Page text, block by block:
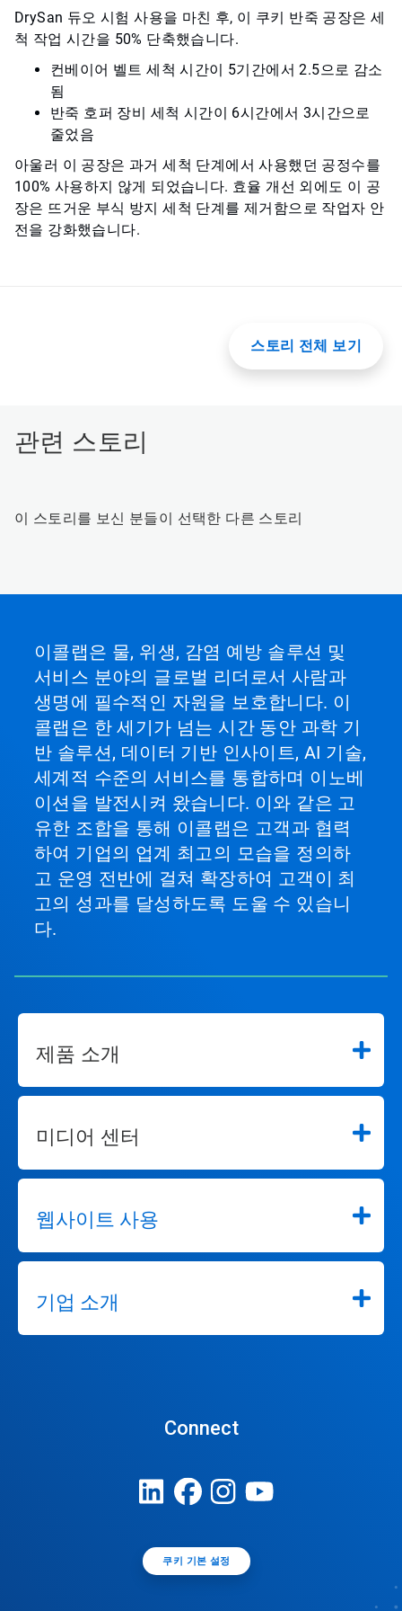
DrySan 듀오 시험 사용을 마친 후, 이 쿠키 반죽 공장은 세
척 작업 시간을 50% 단축했습니다.
컨베이어 벨트 세척 시간이 5기간에서 2.5으로 감소
됨
반죽 호퍼 장비 세척 시간이 6시간에서 3시간으로
줄었음
아울러 이 공장은 과거 세척 단계에서 사용했던 공정수를
100% 사용하지 않게 되었습니다. 효율 개선 외에도 이 공
장은 뜨거운 부식 방지 세척 단계를 제거함으로 작업자 안
전을 강화했습니다.
스토리 전체 보기
관련 스토리
이 스토리를 보신 분들이 선택한 다른 스토리
이콜랩은 물, 위생, 감염 예방 솔루션 및
서비스 분야의 글로벌 리더로서 사람과
생명에 필수적인 자원을 보호합니다. 이
콜랩은 한 세기가 넘는 시간 동안 과학 기
반 솔루션, 데이터 기반 인사이트, AI 기술,
세계적 수준의 서비스를 통합하며 이노베
이션을 발전시켜 왔습니다. 이와 같은 고
유한 조합을 통해 이콜랩은 고객과 협력
하여 기업의 업계 최고의 모습을 정의하
고 운영 전반에 걸쳐 확장하여 고객이 최
고의 성과를 달성하도록 도울 수 있습니
다.
제품 소개
미디어 센터
웹사이트 사용
기업 소개
Connect
쿠키 기본 설정